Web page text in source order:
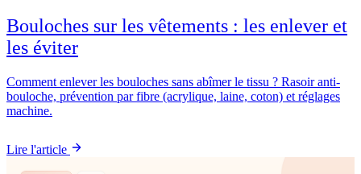
Bouloches sur les vêtements : les enlever et
les éviter
Comment enlever les bouloches sans abîmer le tissu ? Rasoir anti-
bouloche, prévention par fibre (acrylique, laine, coton) et réglages
machine.
Lire l'article